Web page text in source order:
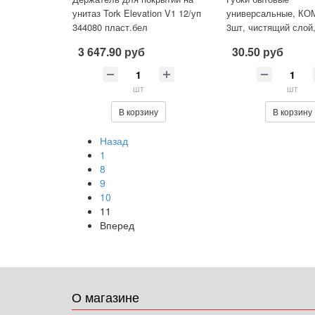
унитаз Tork Elevation V1 12/уп
344080 пласт.бел
3 647.90 руб
шт
В корзину
универсальные,
3шт, чистящий слой,
ЗОЛУШКА, 4323
30.50 руб
шт
В корзину
Назад
1
8
9
10
11
Вперед
О магазине